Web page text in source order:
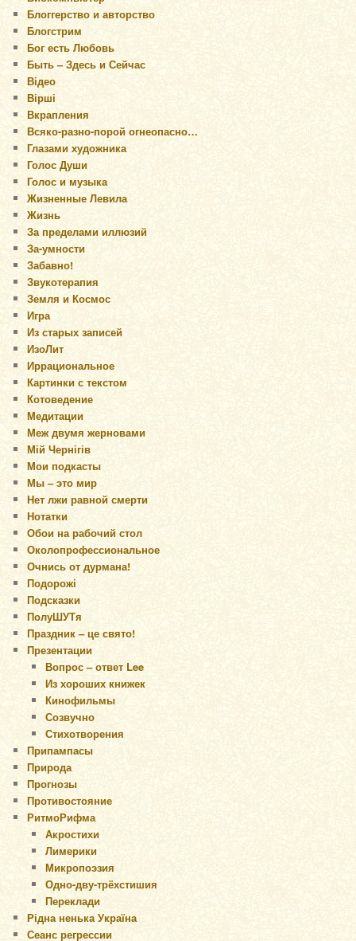
Блоггерство и авторство
Блогстрим
Бог есть Любовь
Быть – Здесь и Сейчас
Відео
Вірші
Вкрапления
Всяко-разно-порой огнеопасно…
Глазами художника
Голос Души
Голос и музыка
Жизненные Левила
Жизнь
За пределами иллюзий
За-умности
Забавно!
Звукотерапия
Земля и Космос
Игра
Из старых записей
ИзоЛит
Иррациональное
Картинки с текстом
Котоведение
Медитации
Меж двумя жерновами
Мій Чернігів
Мои подкасты
Мы – это мир
Нет лжи равной смерти
Нотатки
Обои на рабочий стол
Околопрофессиональное
Очнись от дурмана!
Подорожі
Подсказки
ПолуШУТя
Праздник – це свято!
Презентации
Вопрос – ответ Lee
Из хороших книжек
Кинофильмы
Созвучно
Стихотворения
Припампасы
Природа
Прогнозы
Противостояние
РитмоРифма
Акростихи
Лимерики
Микропоэзия
Одно-дву-трёхстишия
Переклади
Рідна ненька Україна
Сеанс регрессии